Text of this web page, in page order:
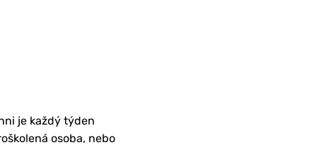
je každý týden
osoba, nebo